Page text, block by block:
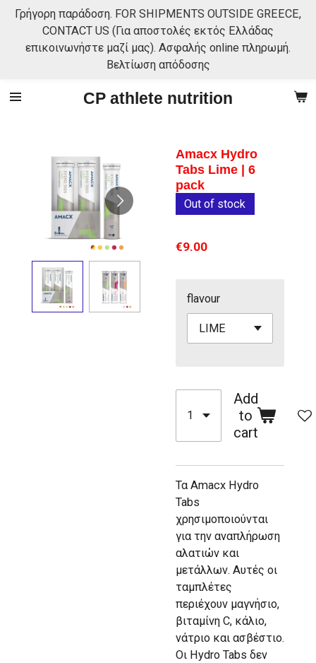
Skip
main
CP athlete nutrition
Γρήγορη παράδοση. FOR SHIPMENTS OUTSIDE GREECE,
CONTACT US (Για αποστολές εκτός Ελλάδας
επικοινωνήστε μαζί μας). Ασφαλής online πληρωμή.
Βελτίωση απόδοσης
Amacx Hydro
Tabs Lime | 6
pack
Out of stock
€9.00
flavour
Add
to
cart
Τα Amacx Hydro
Tabs
χρησιμοποιούνται
για την αναπλήρωση
αλατιών και
μετάλλων. Αυτές οι
ταμπλέτες
περιέχουν μαγνήσιο,
βιταμίνη C, κάλιο,
νάτριο και ασβέστιο.
Οι Hydro Tabs δεν